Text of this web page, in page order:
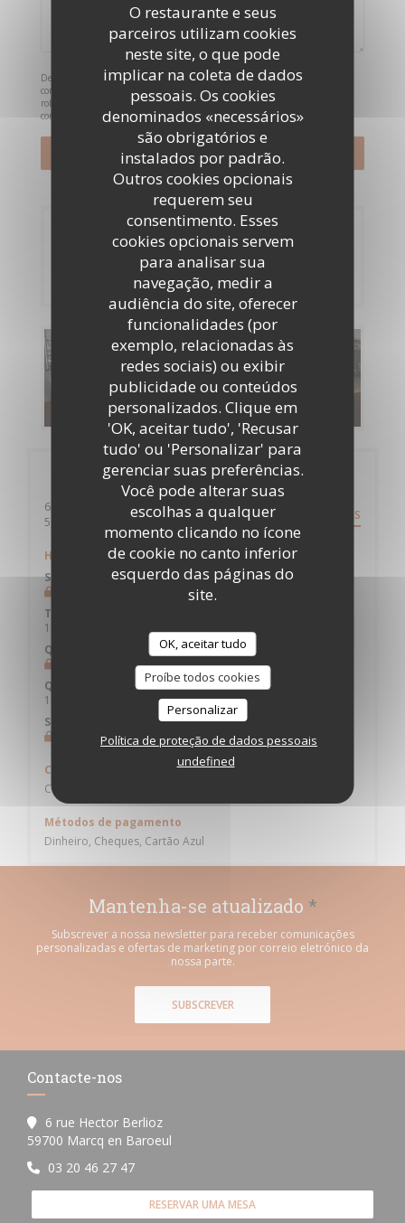
O restaurante e seus
parceiros utilizam cookies
neste site, o que pode
implicar na coleta de dados
pessoais. Os cookies
denominados «necessários»
são obrigatórios e
instalados por padrão.
Outros cookies opcionais
requerem seu
consentimento. Esses
cookies opcionais servem
para analisar sua
navegação, medir a
audiência do site, oferecer
funcionalidades (por
exemplo, relacionadas às
redes sociais) ou exibir
publicidade ou conteúdos
personalizados. Clique em
'OK, aceitar tudo', 'Recusar
tudo' ou 'Personalizar' para
gerenciar suas preferências.
Você pode alterar suas
escolhas a qualquer
momento clicando no ícone
de cookie no canto inferior
esquerdo das páginas do
site.
OK, aceitar tudo
Proíbe todos cookies
Personalizar
Política de proteção de dados pessoais
undefined
De acordo com a legislação de proteção de dados, tem o direito de se opor a
comunicações de marketing. Pode registar-se na Lista Robinson através de
robinson.pt
. Para mais informações sobre o tratamento dos seus dados,
consulte a nossa política de privacidade
Reserva
Menus
DESCUBRA O NOSSO MENU
Informações gerais
6 rue Hector Berlioz
59700 Marcq en Baroeul((abre numa nova janela)) DIREÇÕES
Horário de abertura
Segunda-feira
Terça-feira
12:15 - 14:00
Quarta-feira
Quinta-feira
12:15 - 14:00
Sex
Fechado
Culinária
Caseiro, produtos frescos
Métodos de pagamento
Dinheiro, Cheques, Cartão Azul
Mantenha-se atualizado *
Subscrever a nossa newsletter para receber comunicações
personalizadas e ofertas de marketing por correio eletrónico da
nossa parte.
SUBSCREVER
Contacte-nos
6 rue Hector Berlioz
59700 Marcq en Baroeul
03 20 46 27 47
RESERVAR UMA MESA